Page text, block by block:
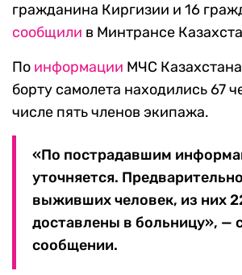
гражданина Киргизии и 16
сообщили в Минтрансе
По информации МЧС
борту самолета находились 67
числе пять членов экипажа.
«По пострадавшим
уточняется.
выживших человек, из них
доставлены в больницу», —
сообщении.